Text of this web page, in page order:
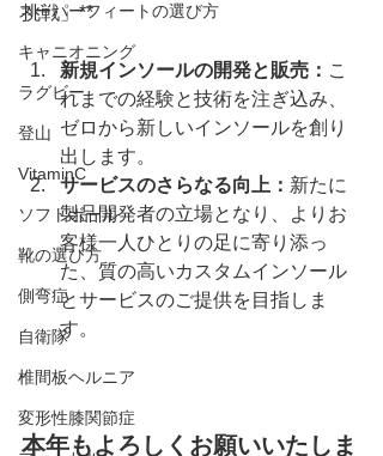
スーパーフィートの選び方
キャニオニング
ラグビー
登山
VitaminC
ソフトボール
靴の選び方
側弯症
自衛隊
椎間板ヘルニア
変形性膝関節症
挑戦」**
新規インソールの開発と販売： こ
れまでの経験と技術を注ぎ込み、
ゼロから新しいインソールを創り
出します。
サービスのさらなる向上： 新たに
製品開発者の立場となり、よりお
客様一人ひとりの足に寄り添っ
た、質の高いカスタムインソール
とサービスのご提供を目指しま
す。
本年もよろしくお願いいたしま